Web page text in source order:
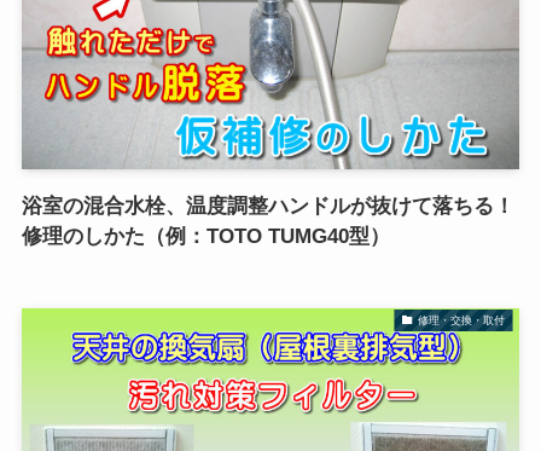
浴室の混合水栓、温度調整ハンドルが抜けて落ちる！
修理のしかた（例：TOTO TUMG40型）
修理・交換・取付